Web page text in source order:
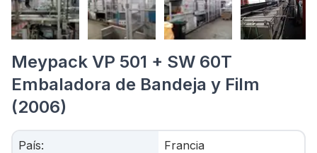
Meypack VP 501 + SW 60T
Embaladora de Bandeja y Film
(2006)
País: Francia